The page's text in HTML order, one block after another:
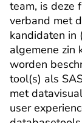
team, is deze
verband met
kandidaten in
algemene zin
worden
tool(s) als
met
user